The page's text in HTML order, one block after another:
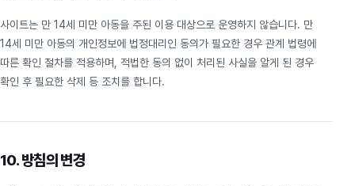
사이트는 만 14세 미만 아동을 주된 이용 대상으로 운영하지 않습니다. 만
14세 미만 아동의 개인정보에 법정대리인 동의가 필요한 경우 관계 법령에
따른 확인 절차를 적용하며, 적법한 동의 없이 처리된 사실을 알게 된 경우
확인 후 필요한 삭제 등 조치를 합니다.
10. 방침의 변경